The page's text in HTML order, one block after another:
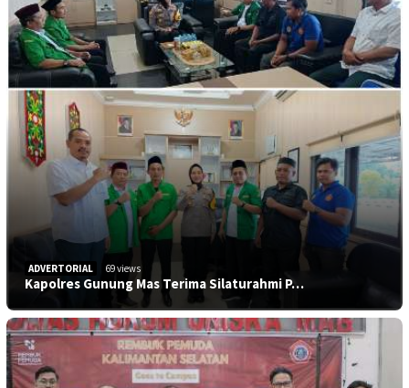
ADVERTORIAL 69 views
Kapolres Gunung Mas Terima Silaturahmi P…